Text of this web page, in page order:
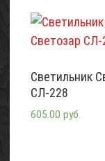
Светильник
СЛ-228
605.00 руб.